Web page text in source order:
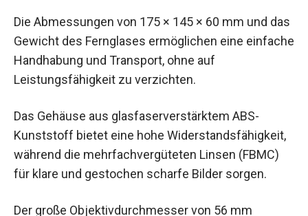
Details
Die Abmessungen von 175 × 145 × 60 mm und
das Gewicht des Fernglases ermöglichen eine
Leistungsfähigkeit zu verzichten.
Das Gehäuse aus glasfaserverstärktem ABS-
Kunststoff bietet eine hohe